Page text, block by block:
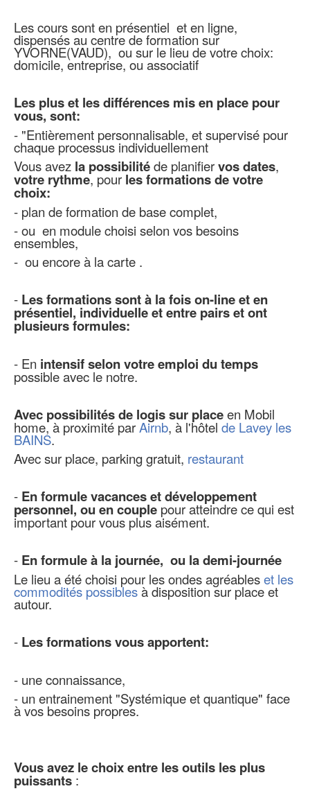
Les cours sont en présentiel et en ligne,
dispensés au centre de formation sur
YVORNE(VAUD), ou sur le lieu de votre choix:
domicile, entreprise, ou associatif
Les plus et les différences mis en place pour
vous, sont:
- "Entièrement personnalisable, et supervisé pour
chaque processus individuellement
Vous avez la possibilitéde planifiervos dates,
votre rythme, pour les formations de votre
choix:
- plan de formation de base complet,
- ou en module choisi selon vos besoins
ensembles,
- ou encore à la carte .
- Les formations sont à la fois on-line et en
présentiel, individuelle et entre pairs et ont
plusieurs formules:
- En intensif selon votre emploi du temps
possible avec le notre.
Avec possibilités de logis sur placeen Mobil
home, à proximité parAirnb, à l'hôtel de Lavey les
BAINS.
Avec sur place, parking gratuit, restaurant
- En formule vacances et développement
personnel, ou en couple pour atteindre ce qui est
important pour vous plus aisément.
- En formule à la journée, ou la demi-journée
Le lieu a été choisi pour les ondes agréableset les
commodités possiblesà disposition sur place et
autour.
- Les formations vous apportent:
- une connaissance,
- un entrainement "Systémique et quantique" face
à vos besoins propres.
Vous avez le choix entre les outils les plus
puissants :